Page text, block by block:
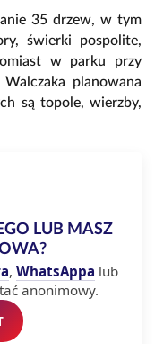
35 drzew, w tym
świerki pospolite,
w parku przy
planowana
są topole, wierzby,
LUB MASZ
, WhatsAppa lub
anonimowy.